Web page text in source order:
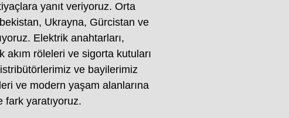
yanıt veriyoruz. Orta
Ukrayna, Gürcistan ve
Elektrik anahtarları,
röleleri ve sigorta kutuları
ve bayilerimiz
ve modern yaşam alanlarına
fark yaratıyoruz.